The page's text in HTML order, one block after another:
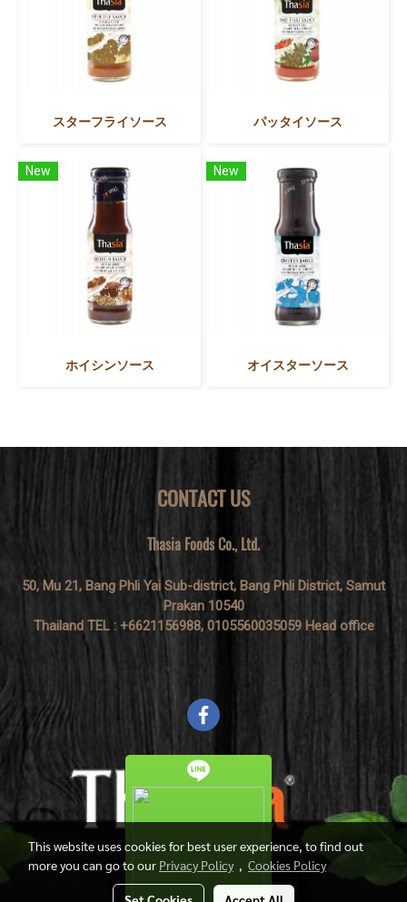
スターフライソース パッタイソース
New
ホイシンソース
New
オイスターソース
CONTACT US
Thasia Foods Co., Ltd.
50, Mu 21, Bang Phli Yai Sub-district, Bang Phli District, Samut
Prakan 10540
Thailand TEL : +6621156988, 0105560035059 Head office
This website uses cookies for best user experience, to find out
more you can go to our Privacy Policy, Cookies Policy